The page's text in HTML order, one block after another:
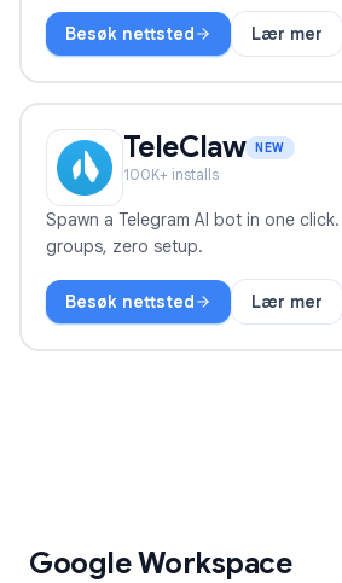
Besøk nettsted Lær mer
TeleClaw NEW
100K+ installs
Spawn a Telegram AI bot in one
groups, zero setup.
Besøk nettsted Lær mer
Google Workspace